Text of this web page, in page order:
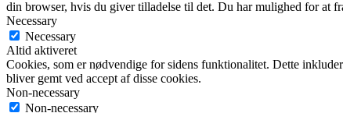
din browser, hvis du giver tilladelse til det. Du har mulighed for at
Necessary
Necessary
Altid aktiveret
Cookies, som er nødvendige for sidens funktionalitet. Dette
bliver gemt ved accept af disse cookies.
Non-necessary
Non-necessary